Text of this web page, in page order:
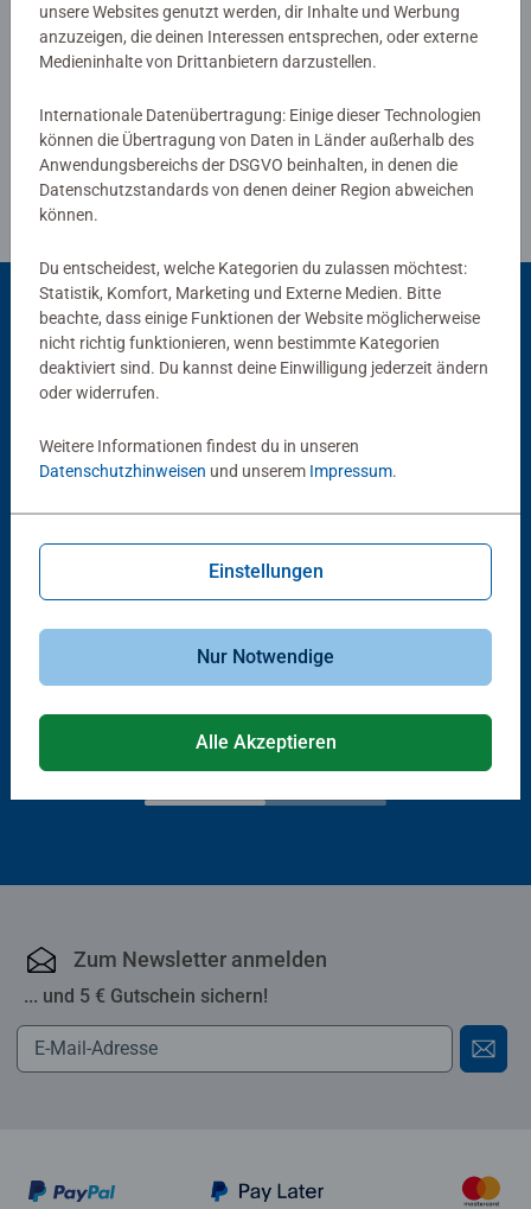
Verfasse eine Bewertung
Beliebte Auswahl
Andere Kunden mögen auch
9,99 €
Achtung, Raubritter!
Durchschnittliche Bewertung 4,8 von 5
Zum Newsletter anmelden
... und 5 € Gutschein sichern!
unsere Websites genutzt werden, dir Inhalte und Werbung
anzuzeigen, die deinen Interessen entsprechen, oder externe
Medieninhalte von Drittanbietern darzustellen.
Internationale Datenübertragung: Einige dieser Technologien
können die Übertragung von Daten in Länder außerhalb des
Anwendungsbereichs der DSGVO beinhalten, in denen die
Datenschutzstandards von denen deiner Region abweichen
können.
Du entscheidest, welche Kategorien du zulassen möchtest:
Statistik, Komfort, Marketing und Externe Medien. Bitte
beachte, dass einige Funktionen der Website möglicherweise
nicht richtig funktionieren, wenn bestimmte Kategorien
deaktiviert sind. Du kannst deine Einwilligung jederzeit ändern
oder widerrufen.
Weitere Informationen findest du in unseren
Datenschutzhinweisen und unserem Impressum.
Einstellungen
Nur Notwendige
Alle Akzeptieren